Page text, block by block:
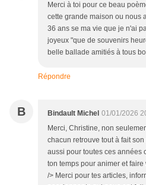
Merci à toi pour ce beau
cette grande maison ou nous
36 ans se ma vie que je n'ai
joyeux "que de souvenirs
belle ballade amitiés à tous
Répondre
B Bindault Michel 01/01/2026
Merci, Christine, non
chacun retrouve tout à fait
aussi pour toutes ces années
ton temps pour animer et
/> Merci pour tes articles,